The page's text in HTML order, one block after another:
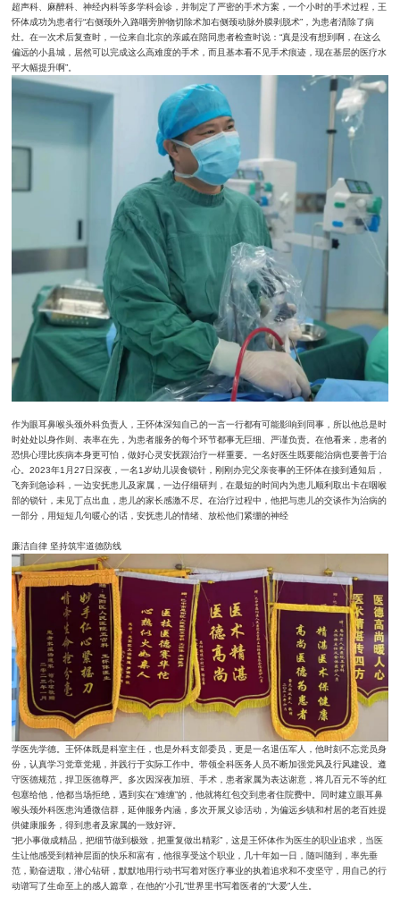
超声科、麻醉科、神经内科等多学科会诊，并制定了严密的手术方案，一个小时的手术过程，王
怀体成功为患者行“右侧颈外入路咽旁肿物切除术加右侧颈动脉外膜剥脱术”，为患者清除了病
灶。在一次术后复查时，一位来自北京的亲戚在陪同患者检查时说：“真是没有想到啊，在这么
偏远的小县城，居然可以完成这么高难度的手术，而且基本看不见手术痕迹，现在基层的医疗水
平大幅提升啊”。
作为眼耳鼻喉头颈外科负责人，王怀体深知自己的一言一行都有可能影响到同事，所以他总是时
时处处以身作则、表率在先，为患者服务的每个环节都事无巨细、严谨负责。在他看来，患者的
恐惧心理比疾病本身更可怕，做好心灵安抚跟治疗一样重要。一名好医生既要能治病也要善于治
心。2023年1月27日深夜，一名1岁幼儿误食锁针，刚刚办完父亲丧事的王怀体在接到通知后，
飞奔到急诊科，一边安抚患儿及家属，一边仔细研判，在最短的时间内为患儿顺利取出卡在咽喉
部的锁针，未见丁点出血，患儿的家长感激不尽。在治疗过程中，他把与患儿的交谈作为治病的
一部分，用短短几句暖心的话，安抚患儿的情绪、放松他们紧绷的神经
廉洁自律 坚持筑牢道德防线
学医先学德。王怀体既是科室主任，也是外科支部委员，更是一名退伍军人，他时刻不忘党员身
份，认真学习党章党规，并践行于实际工作中。带领全科医务人员不断加强党风及行风建设。遵
守医德规范，捍卫医德尊严。多次因深夜加班、手术，患者家属为表达谢意，将几百元不等的红
包塞给他，他都当场拒绝，遇到实在“难缠”的，他就将红包交到患者住院费中。同时建立眼耳鼻
喉头颈外科医患沟通微信群，延伸服务内涵，多次开展义诊活动，为偏远乡镇和村居的老百姓提
供健康服务，得到患者及家属的一致好评。
“把小事做成精品，把细节做到极致，把重复做出精彩”，这是王怀体作为医生的职业追求，当医
生让他感受到精神层面的快乐和富有，他很享受这个职业，几十年如一日，随叫随到，率先垂
范，勤奋进取，潜心钻研，默默地用行动书写着对医疗事业的执着追求和不变坚守，用自己的行
动谱写了生命至上的感人篇章，在他的“小孔”世界里书写着医者的“大爱”人生。